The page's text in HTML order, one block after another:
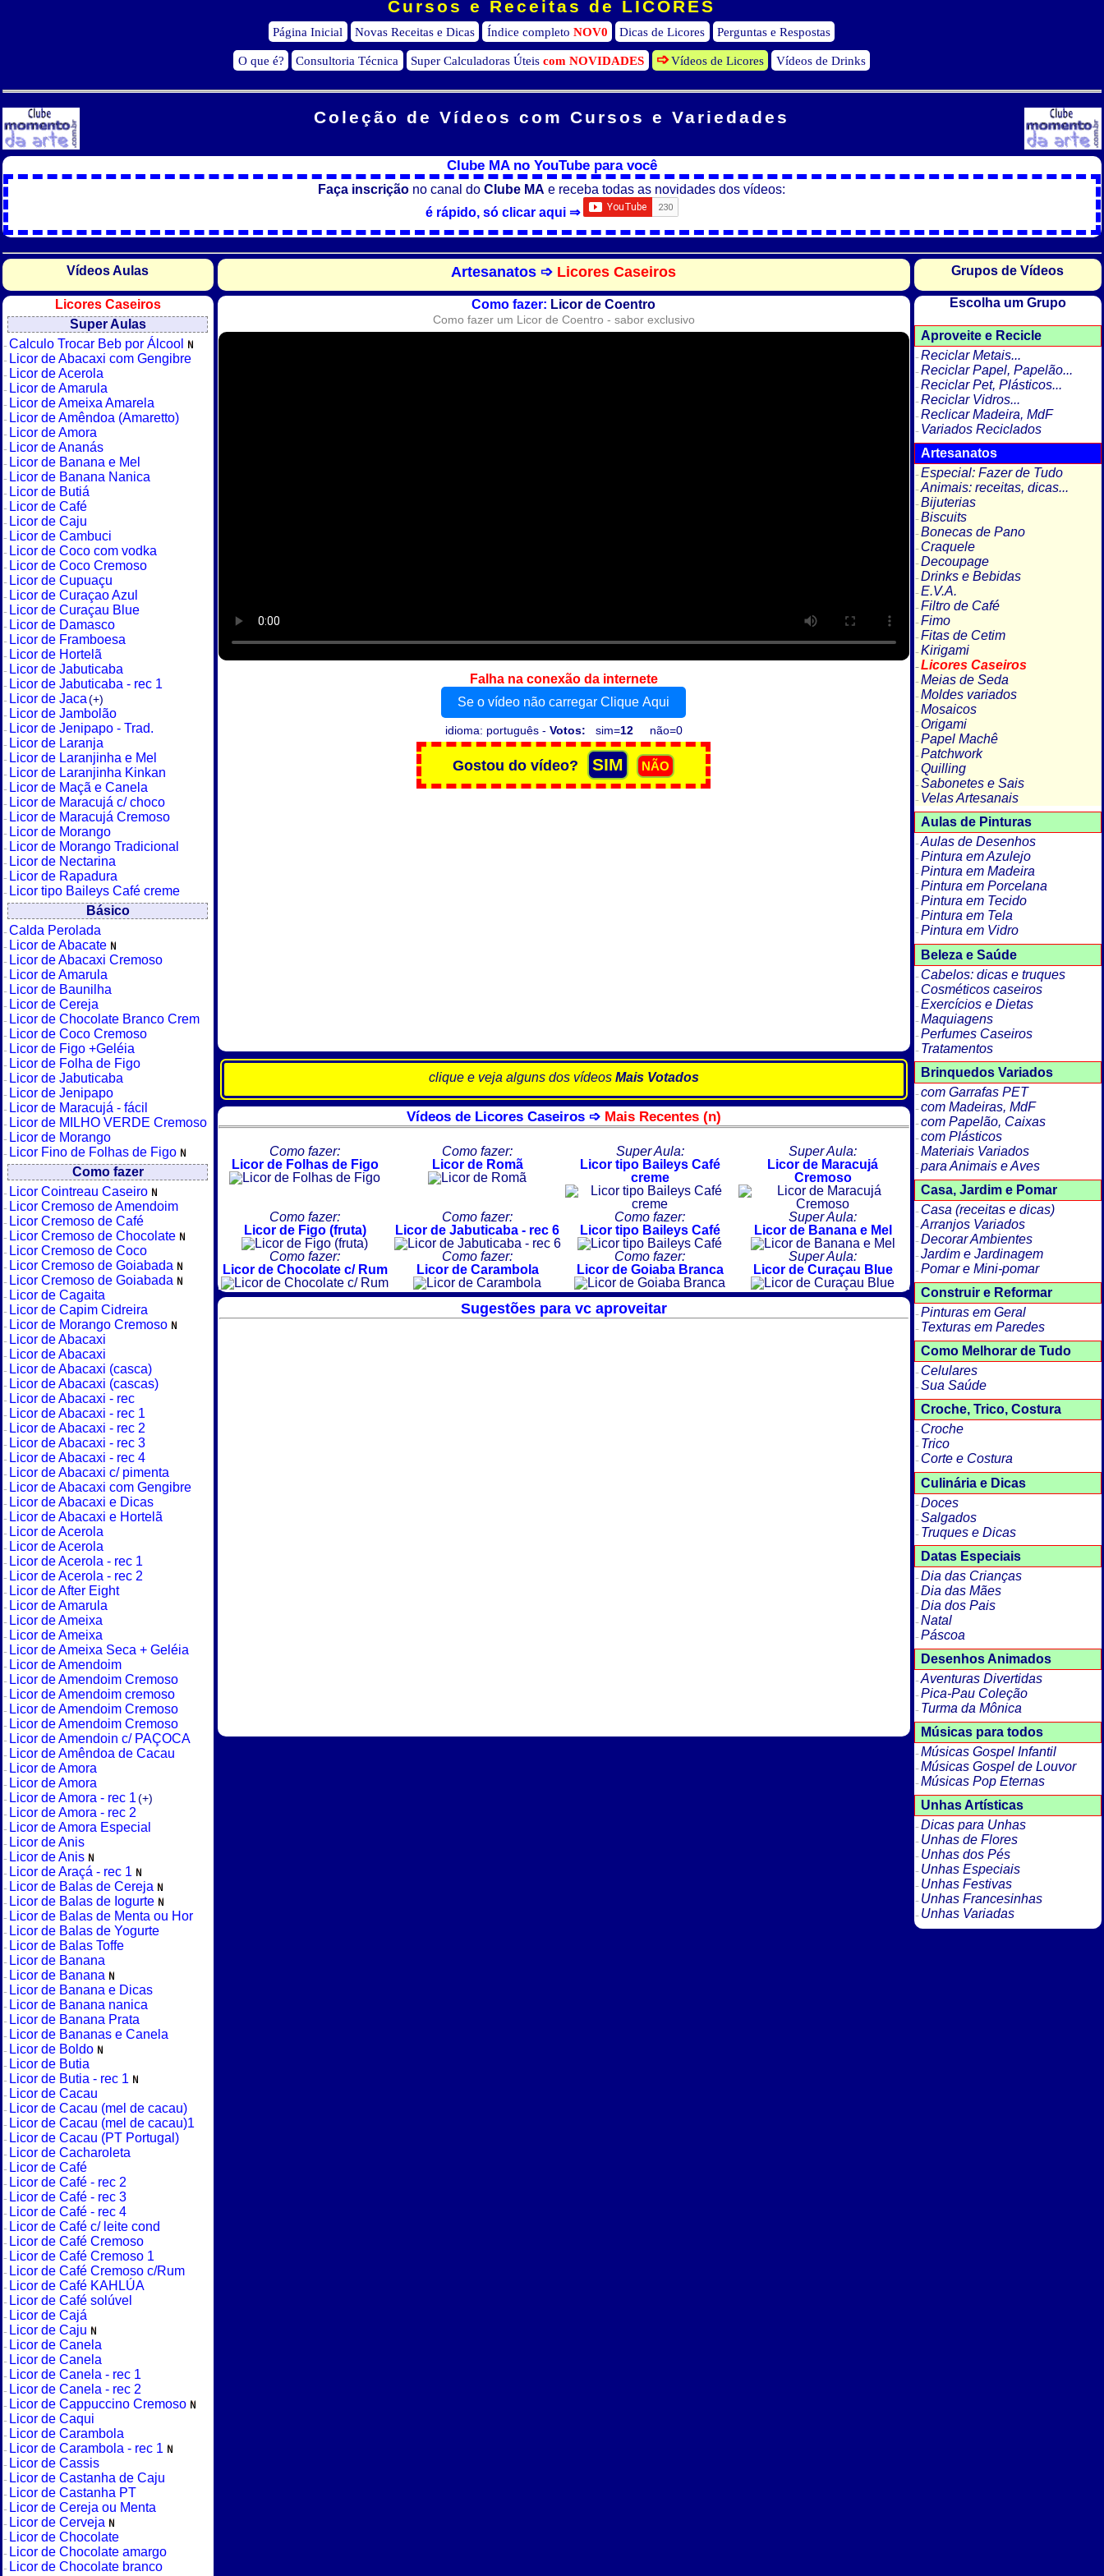
Cursos e Receitas de LICORES
Página Inicial Novas Receitas e Dicas Índice completo NOV0 Dicas de Licores Perguntas e Respostas
O que é? Consultoria Técnica Super Calculadoras Úteiscom NOVIDADES Vídeos de Licores Vídeos de Drinks
Coleção de Vídeos com Cursos e Variedades
Clube MA no YouTube para você
Faça inscrição no canal doClube MA e receba todas as novidades dos vídeos:
é rápido, só clicar aqui ⇒
Vídeos Aulas
Licores Caseiros
Super Aulas
Calculo Trocar Beb por Álcool
Licor de Abacaxi com Gengibre
Licor de Acerola
Licor de Amarula
Licor de Ameixa Amarela
Licor de Amêndoa (Amaretto)
Licor de Amora
Licor de Ananás
Licor de Banana e Mel
Licor de Banana Nanica
Licor de Butiá
Licor de Café
Licor de Caju
Licor de Cambuci
Licor de Coco com vodka
Licor de Coco Cremoso
Licor de Cupuaçu
Licor de Curaçao Azul
Licor de Curaçau Blue
Licor de Damasco
Licor de Framboesa
Licor de Hortelã
Licor de Jabuticaba
Licor de Jabuticaba - rec 1
Licor de Jaca (+)
Licor de Jambolão
Licor de Jenipapo - Trad.
Licor de Laranja
Licor de Laranjinha e Mel
Licor de Laranjinha Kinkan
Licor de Maçã e Canela
Licor de Maracujá c/ choco
Licor de Maracujá Cremoso
Licor de Morango
Licor de Morango Tradicional
Licor de Nectarina
Licor de Rapadura
Licor tipo Baileys Café creme
Básico
Calda Perolada
Licor de Abacate
Licor de Abacaxi Cremoso
Licor de Amarula
Licor de Baunilha
Licor de Cereja
Licor de Chocolate Branco Crem
Licor de Coco Cremoso
Licor de Figo +Geléia
Licor de Folha de Figo
Licor de Jabuticaba
Licor de Jenipapo
Licor de Maracujá - fácil
Licor de MILHO VERDE Cremoso
Licor de Morango
Licor Fino de Folhas de Figo
Como fazer
Licor Cointreau Caseiro
Licor Cremoso de Amendoim
Licor Cremoso de Café
Licor Cremoso de Chocolate
Licor Cremoso de Coco
Licor Cremoso de Goiabada
Licor Cremoso de Goiabada
Licor de Cagaita
Licor de Capim Cidreira
Licor de Morango Cremoso
Licor de Abacaxi
Licor de Abacaxi
Licor de Abacaxi (casca)
Licor de Abacaxi (cascas)
Licor de Abacaxi - rec
Licor de Abacaxi - rec 1
Licor de Abacaxi - rec 2
Licor de Abacaxi - rec 3
Licor de Abacaxi - rec 4
Licor de Abacaxi c/ pimenta
Licor de Abacaxi com Gengibre
Licor de Abacaxi e Dicas
Licor de Abacaxi e Hortelã
Licor de Acerola
Licor de Acerola
Licor de Acerola - rec 1
Licor de Acerola - rec 2
Licor de After Eight
Licor de Amarula
Licor de Ameixa
Licor de Ameixa
Licor de Ameixa Seca + Geléia
Licor de Amendoim
Licor de Amendoim Cremoso
Licor de Amendoim cremoso
Licor de Amendoim Cremoso
Licor de Amendoim Cremoso
Licor de Amendoin c/ PAÇOCA
Licor de Amêndoa de Cacau
Licor de Amora
Licor de Amora
Licor de Amora - rec 1 (+)
Licor de Amora - rec 2
Licor de Amora Especial
Licor de Anis
Licor de Anis
Licor de Araçá - rec 1
Licor de Balas de Cereja
Licor de Balas de Iogurte
Licor de Balas de Menta ou Hor
Licor de Balas de Yogurte
Licor de Balas Toffe
Licor de Banana
Licor de Banana
Licor de Banana e Dicas
Licor de Banana nanica
Licor de Banana Prata
Licor de Bananas e Canela
Licor de Boldo
Licor de Butia
Licor de Butia - rec 1
Licor de Cacau
Licor de Cacau (mel de cacau)
Licor de Cacau (mel de cacau)1
Licor de Cacau (PT Portugal)
Licor de Cacharoleta
Licor de Café
Licor de Café - rec 2
Licor de Café - rec 3
Licor de Café - rec 4
Licor de Café c/ leite cond
Licor de Café Cremoso
Licor de Café Cremoso 1
Licor de Café Cremoso c/Rum
Licor de Café KAHLÚA
Licor de Café solúvel
Licor de Cajá
Licor de Caju
Licor de Canela
Licor de Canela
Licor de Canela - rec 1
Licor de Canela - rec 2
Licor de Cappuccino Cremoso
Licor de Caqui
Licor de Carambola
Licor de Carambola - rec 1
Licor de Cassis
Licor de Castanha de Caju
Licor de Castanha PT
Licor de Cereja ou Menta
Licor de Cerveja
Licor de Chocolate
Licor de Chocolate amargo
Licor de Chocolate branco
Artesanatos ➩ Licores Caseiros
Como fazer: Licor de Coentro
Como fazer um Licor de Coentro - sabor exclusivo
Falha na conexão da internete
Se o vídeo não carregar Clique Aqui
idioma: português - Votos: sim=12não=0
clique e veja alguns dos vídeos Mais Votados
Vídeos de Licores Caseiros ➩ Mais Recentes (n)
Como fazer:
Licor de Folhas de Figo
Como fazer:
Licor de Romã
Super Aula:
Licor tipo Baileys Café
creme
Super Aula:
Licor de Maracujá
Cremoso
Como fazer:
Licor de Figo (fruta)
Como fazer:
Licor de Jabuticaba - rec 6
Como fazer:
Licor tipo Baileys Café
Super Aula:
Licor de Banana e Mel
Como fazer:
Licor de Chocolate c/ Rum
Como fazer:
Licor de Carambola
Como fazer:
Licor de Goiaba Branca
Super Aula:
Licor de Curaçau Blue
Sugestões para vc aproveitar
Grupos de Vídeos
Escolha um Grupo
Aproveite e Recicle
Reciclar Metais...
Reciclar Papel, Papelão...
Reciclar Pet, Plásticos...
Reciclar Vidros...
Reclicar Madeira, MdF
Variados Reciclados
Artesanatos
Especial: Fazer de Tudo
Animais: receitas, dicas...
Bijuterias
Biscuits
Bonecas de Pano
Craquele
Decoupage
Drinks e Bebidas
E.V.A.
Filtro de Café
Fimo
Fitas de Cetim
Kirigami
Licores Caseiros
Meias de Seda
Moldes variados
Mosaicos
Origami
Papel Machê
Patchwork
Quilling
Sabonetes e Sais
Velas Artesanais
Aulas de Pinturas
Aulas de Desenhos
Pintura em Azulejo
Pintura em Madeira
Pintura em Porcelana
Pintura em Tecido
Pintura em Tela
Pintura em Vidro
Beleza e Saúde
Cabelos: dicas e truques
Cosméticos caseiros
Exercícios e Dietas
Maquiagens
Perfumes Caseiros
Tratamentos
Brinquedos Variados
com Garrafas PET
com Madeiras, MdF
com Papelão, Caixas
com Plásticos
Materiais Variados
para Animais e Aves
Casa, Jardim e Pomar
Casa (receitas e dicas)
Arranjos Variados
Decorar Ambientes
Jardim e Jardinagem
Pomar e Mini-pomar
Construir e Reformar
Pinturas em Geral
Texturas em Paredes
Como Melhorar de Tudo
Celulares
Sua Saúde
Croche, Trico, Costura
Croche
Trico
Corte e Costura
Culinária e Dicas
Doces
Salgados
Truques e Dicas
Datas Especiais
Dia das Crianças
Dia das Mães
Dia dos Pais
Natal
Páscoa
Desenhos Animados
Aventuras Divertidas
Pica-Pau Coleção
Turma da Mônica
Músicas para todos
Músicas Gospel Infantil
Músicas Gospel de Louvor
Músicas Pop Eternas
Unhas Artísticas
Dicas para Unhas
Unhas de Flores
Unhas dos Pés
Unhas Especiais
Unhas Festivas
Unhas Francesinhas
Unhas Variadas